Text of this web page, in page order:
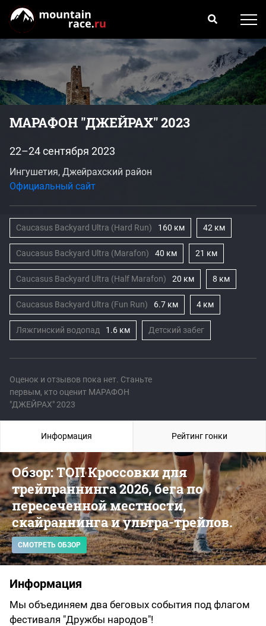
МАРАФОН "ДЖЕЙРАХ" 2023
Оценок и отзывов пока нет. Станьте
первым, кто оценит МАРАФОН
"ДЖЕЙРАХ" 2023
22–24 сентября 2023
Ингушетия, Джейрахский район
Официальный сайт
Caucasus Backyard Ultra (Hard Run) 160 км 42 км
Caucasus Backyard Ultra (Marafon) 40 км 21 км
Caucasus Backyard Ultra (Half Marafon) 20 км 8 км
Caucasus Backyard Ultra (Fun Run) 6.7 км 4 км
Ляжгинский водопад 1.6 км Детский забег
Обзор: ТОП Кроссовки для
трейлраннинга 2026, бега по
пересеченной местности,
скайраннинга и ультра-трейлов.
СМОТРЕТЬ ОБЗОР
Информация
Мы объединяем два беговых события под флагом
фестиваля "Дружбы народов"!
Информация Рейтинг гонки